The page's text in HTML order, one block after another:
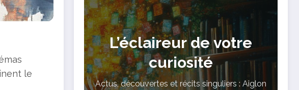
le
L’éclaireur de votre
curiosité
Actus, découvertes et récits singuliers : Aiglon